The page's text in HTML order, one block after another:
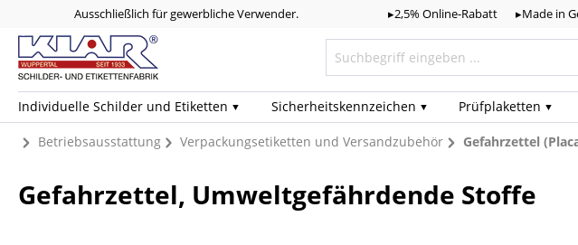
Ausschließlich für gewerbliche Verwender. ▸2,5% Online-Rabatt ▸Made in
Individuelle Schilder und Etiketten Sicherheits­kennzeichen Prüf­plaketten
Betriebsausstattung Verpackungsetiketten und Versandzubehör Gefahrzettel
Gefahrzettel, Umweltgefährdende Stoffe